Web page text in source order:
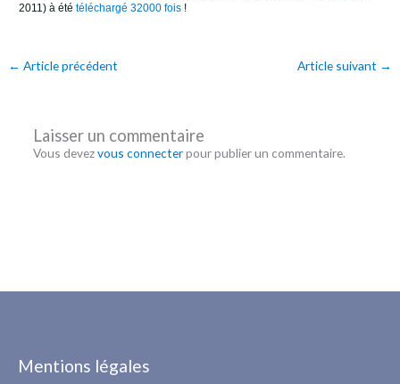
2011) à ététéléchargé 32000 fois !
← Article précédent Article suivant →
Laisser un commentaire
Vous devezvous connecterpour publier un commentaire.
Mentions légales